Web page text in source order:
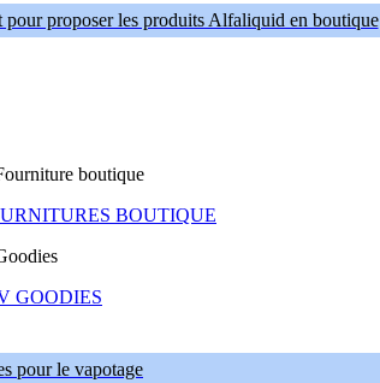
pour proposer les produits Alfaliquid en boutique
BOUTIQUE
GOODIES
pour le vapotage